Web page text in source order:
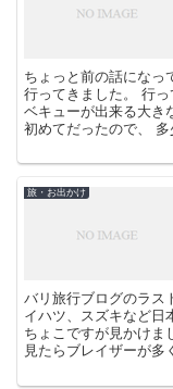
ちょっと前の話になっ
行ってきました。 行
ベキューが出来る大き
初めてだったので、 多
旅・お出かけ
バリ旅行ブログのラス
イハツ、スズキなど日
ちょこですが見かけま
見たらブレイザーが多